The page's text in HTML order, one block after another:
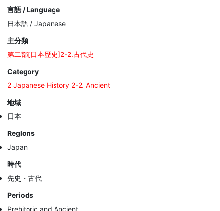
言語 / Language
日本語 / Japanese
主分類
第二部[日本歴史]2-2.古代史
Category
2 Japanese History 2-2. Ancient
地域
日本
Regions
Japan
時代
先史・古代
Periods
Prehitoric and Ancient